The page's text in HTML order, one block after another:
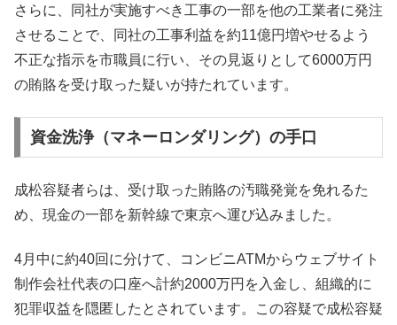
さらに、同社が実施すべき工事の一部を他の工業者に発注
させることで、同社の工事利益を約11億円増やせるよう
不正な指示を市職員に行い、その見返りとして6000万円
の賄賂を受け取った疑いが持たれています。
資金洗浄（マネーロンダリング）の手口
成松容疑者らは、受け取った賄賂の汚職発覚を免れるた
め、現金の一部を新幹線で東京へ運び込みました。
4月中に約40回に分けて、コンビニATMからウェブサイト
制作会社代表の口座へ計約2000万円を入金し、組織的に
犯罪収益を隠匿したとされています。この容疑で成松容疑